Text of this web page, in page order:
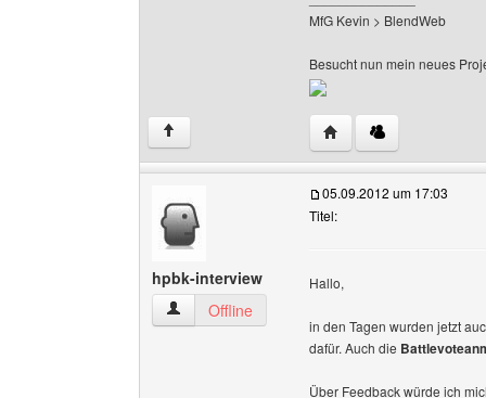
MfG Kevin > BlendWeb
Besucht nun mein neues
↑ Website dieses
hpbk-interview
hpbk-interview Benutzer-Profile anzeigen
Offline
05.09.2012 um 17:03
Titel:
Hallo,
in den Tagen wurden jetzt
dafür. Auch die
Über Feedback würde ich